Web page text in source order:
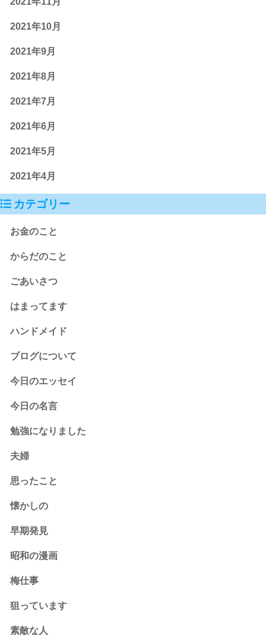
2021年10月
2021年9月
2021年8月
2021年7月
2021年6月
2021年5月
2021年4月
カテゴリー
お金のこと
からだのこと
ごあいさつ
はまってます
ハンドメイド
ブログについて
今日のエッセイ
今日の名言
勉強になりました
夫婦
思ったこと
懐かしの
早期発見
昭和の漫画
梅仕事
狙っています
素敵な人